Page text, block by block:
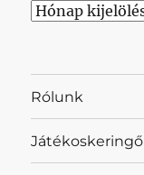
Archívum
Rólunk
Játékoskeringő